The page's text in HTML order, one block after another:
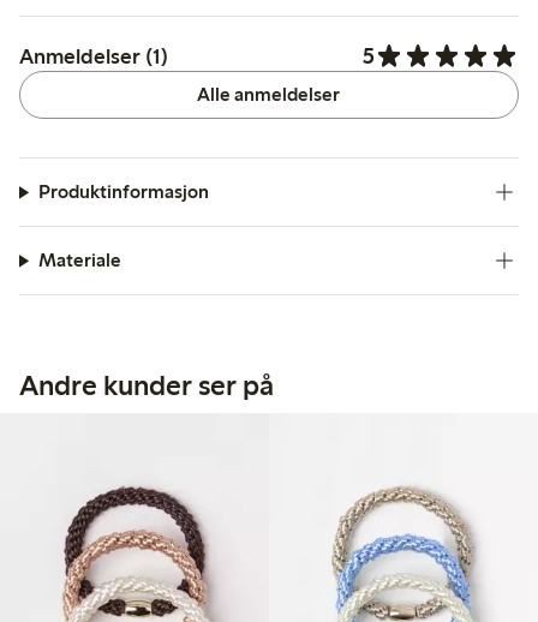
Anmeldelser (1) 5
Alle anmeldelser
Produktinformasjon
Materiale
Andre kunder ser på